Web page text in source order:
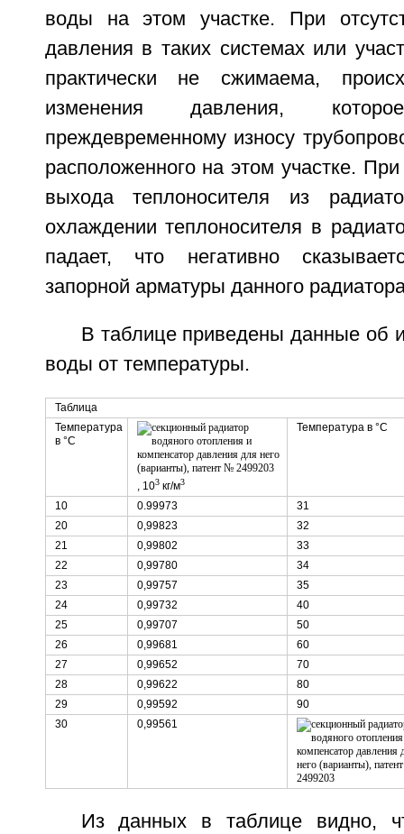
воды на этом участке. При
давления в таких системах или
практически не сжимаема,
изменения давления,
преждевременному износу
расположенного на этом участке.
выхода теплоносителя из
охлаждении теплоносителя в
падает, что негативно
запорной арматуры данного
В таблице приведены данные об
воды от температуры.
Таблица
Температура
в °C
, 103кг/м3
Температура в °C
10 0.99973
31
20
0,99823
32
21
0,99802
33
22
0,99780
34
23
0,99757
35
24
0,99732
40
25
0,99707
50
26
0,99681
60
27
0,99652
70
28
0,99622
80
29
0,99592
90
30
0,99561
Из данных в таблице видно,